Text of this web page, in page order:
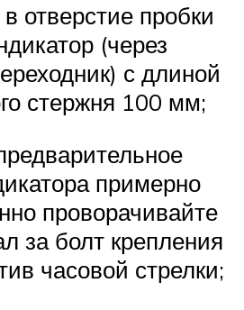
отверстие пробки
(через
с длиной
стержня 100 мм;
примерно
проворачивайте
за болт крепления
часовой стрелки;